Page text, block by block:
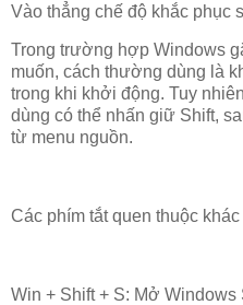
Vào thẳng chế độ khắc phục
Trong trường hợp Windows
muốn, cách thường dùng là
trong khi khởi động. Tuy
dùng có thể nhấn giữ Shift,
từ menu nguồn.
Các phím tắt quen thuộc khác
Win + Shift + S: Mở